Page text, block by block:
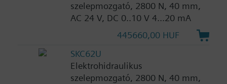
szelepmozgató, 2800 N, 40 mm,
AC 24 V, DC 0..10 V 4...20 mA
445660,00 HUF
SKC62U
Elektrohidraulikus
szelepmozgató, 2800 N, 40 mm,